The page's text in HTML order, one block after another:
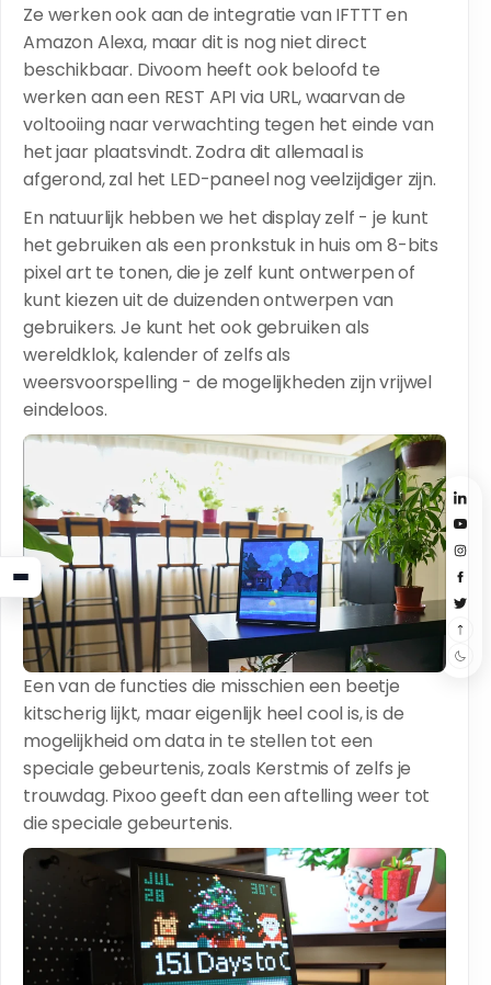
Ze werken ook aan de integratie van IFTTT en
Amazon Alexa, maar dit is nog niet direct
beschikbaar. Divoom heeft ook beloofd te
werken aan een REST API via URL, waarvan de
voltooiing naar verwachting tegen het einde van
het jaar plaatsvindt. Zodra dit allemaal is
afgerond, zal het LED-paneel nog veelzijdiger zijn.
En natuurlijk hebben we het display zelf - je kunt
het gebruiken als een pronkstuk in huis om 8-bits
pixel art te tonen, die je zelf kunt ontwerpen of
kunt kiezen uit de duizenden ontwerpen van
gebruikers. Je kunt het ook gebruiken als
wereldklok, kalender of zelfs als
weersvoorspelling - de mogelijkheden zijn vrijwel
eindeloos.
Een van de functies die misschien een beetje
kitscherig lijkt, maar eigenlijk heel cool is, is de
mogelijkheid om data in te stellen tot een
speciale gebeurtenis, zoals Kerstmis of zelfs je
trouwdag. Pixoo geeft dan een aftelling weer tot
die speciale gebeurtenis.